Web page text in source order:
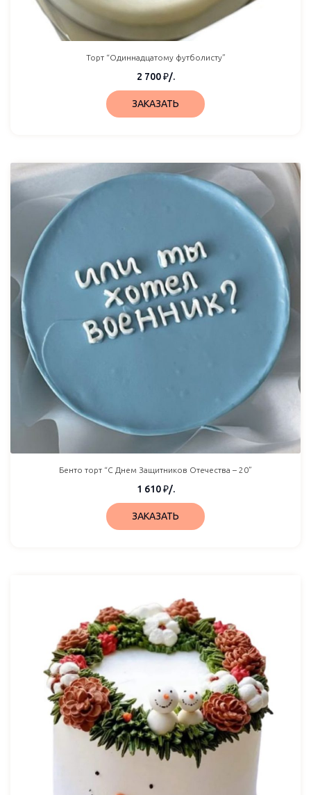
Торт “Одиннадцатому футболисту”
2 700₽/.
ЗАКАЗАТЬ
Бенто торт “С Днем Защитников Отечества – 20”
1 610₽/.
ЗАКАЗАТЬ